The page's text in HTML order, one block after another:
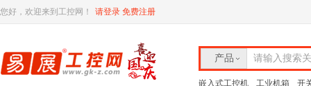
您好，欢迎来到工控网！ 请登录 免费注册
产品 请输入搜索
嵌入式工控机 工业机箱 开